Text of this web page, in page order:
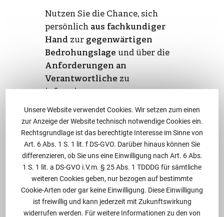
Nutzen Sie die Chance, sich
persönlich aus fachkundiger
Handzur gegenwärtigen
Bedrohungslage und über die
Anforderungen an
Verantwortliche zu
informieren.
Wir freuen uns über Ihren
Besuch an unserem Stand mit
RechtsanwaltKlemens M.
Hellmann.
Der Kongress bietete zum 3. Mal
ein umfassendesProgrammund
interessante Aussteller.
Unsere Website verwendet Cookies. Wir setzen zum einen
zur Anzeige der Website technisch notwendige Cookies ein.
Rechtsgrundlage ist das berechtigte Interesse im Sinne von
Art. 6 Abs. 1 S. 1 lit. f DS-GVO. Darüber hinaus können Sie
differenzieren, ob Sie uns eine Einwilligung nach Art. 6 Abs.
1 S. 1 lit. a DS-GVO i.V.m. § 25 Abs. 1 TDDDG für sämtliche
weiteren Cookies geben, nur bezogen auf bestimmte
Cookie-Arten oder gar keine Einwilligung. Diese Einwilligung
ist freiwillig und kann jederzeit mit Zukunftswirkung
widerrufen werden. Für weitere Informationen zu den von